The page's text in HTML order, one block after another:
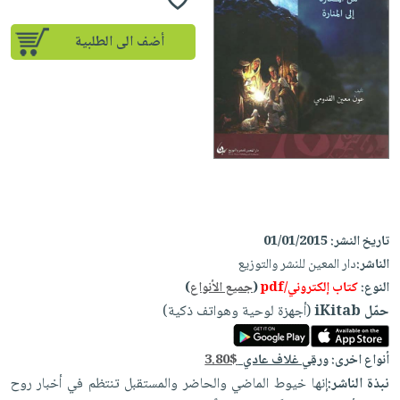
إختياراتنا
أكاديمية
صندوق
القراءة
English
iKitab
أسئلة
يتكرر
طرحها
Android
تحميل
iKitab
على
Apple
أسئلة
تحميل
masmu3
على
Android
على
Apple
المواضيع
الأكثر
مبيعاً
إختياراتنا
وسائل
تعليمية
جوائز
تعليمية
والعناية
الشخصية
جديد
العناية
الشخصية
العناية
وتصفيف
الشعر
العناية
بالجسم
والسفرة
جديد
الكل
أواني
الطهي
أدوات
متجر
الهدايا
أقسام
أضف الى الطلبية
تاريخ النشر:01/01/2015
الناشر:دار المعين للنشر والتوزيع
النوع:كتاب إلكتروني/pdf (جميع الأنواع)
حمّل iKitab (أجهزة لوحية وهواتف ذكية)
أنواع اخرى:ورقي غلاف عادي3.80$
نبذة الناشر:إنها خيوط الماضي والحاضر والمستقبل تنتظم في أخبار روح